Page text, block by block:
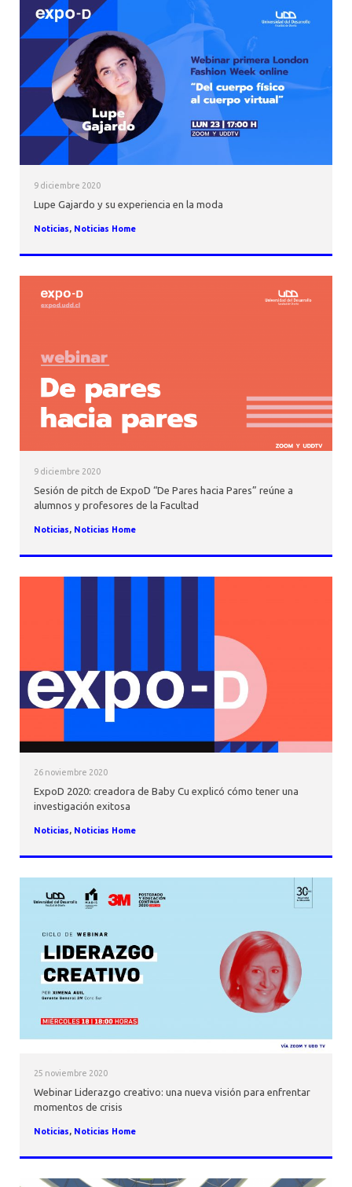
9 diciembre 2020
Lupe Gajardo y su experiencia en la moda
Noticias, Noticias Home
9 diciembre 2020
Sesión de pitch de ExpoD “De Pares hacia Pares” reúne a
alumnos y profesores de la Facultad
Noticias, Noticias Home
26 noviembre 2020
ExpoD 2020: creadora de Baby Cu explicó cómo tener una
investigación exitosa
Noticias, Noticias Home
25 noviembre 2020
Webinar Liderazgo creativo: una nueva visión para enfrentar
momentos de crisis
Noticias, Noticias Home